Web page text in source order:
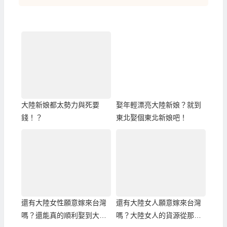
大陸新娘都太勢力與死要
錢！？
娶年輕漂亮大陸新娘？就到
東北娶個東北新娘吧！
還有大陸女性願意嫁來台灣
嗎？還能真的順利娶到大陸
還有大陸女人願意嫁來台灣
嗎？大陸女人的貨源從那